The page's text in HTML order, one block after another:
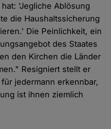
'Jegliche Ablösung
die Haushaltssicherung
Die Peinlichkeit, ein
des Staates
den Kirchen die Länder
Resigniert stellt er
jedermann erkennbar,
ist ihnen ziemlich